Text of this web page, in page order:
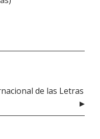
de las Letras